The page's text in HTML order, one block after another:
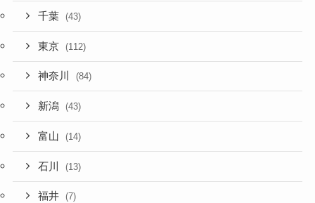
千葉 (43)
東京 (112)
神奈川 (84)
新潟 (43)
富山 (14)
石川 (13)
福井 (7)